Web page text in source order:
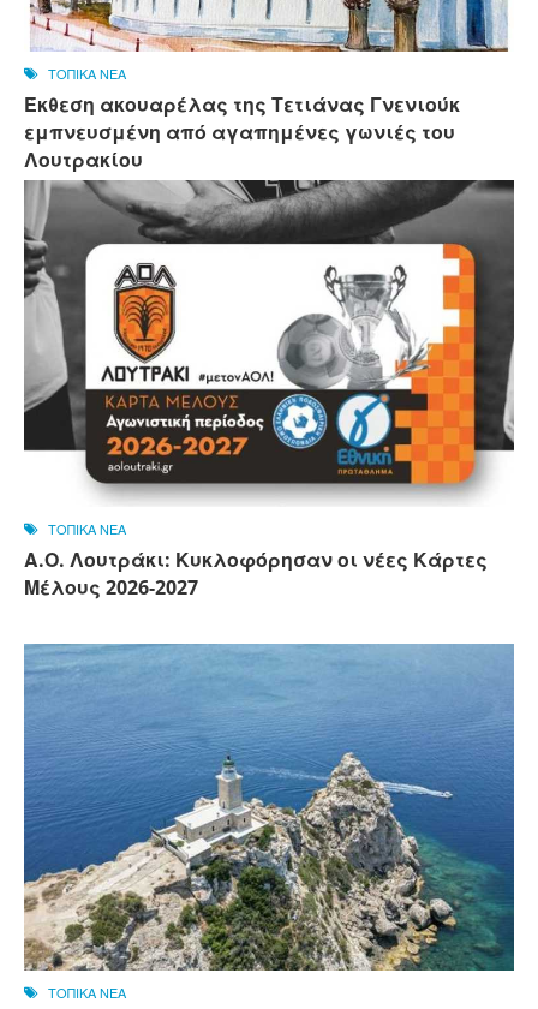
ΤΟΠΙΚΑ ΝΕΑ
Έκθεση ακουαρέλας της Τετιάνας Γνενιούκ
εμπνευσμένη από αγαπημένες γωνιές του
Λουτρακίου
ΤΟΠΙΚΑ ΝΕΑ
Α.Ο. Λουτράκι: Κυκλοφόρησαν οι νέες Κάρτες
Μέλους 2026-2027
ΤΟΠΙΚΑ ΝΕΑ